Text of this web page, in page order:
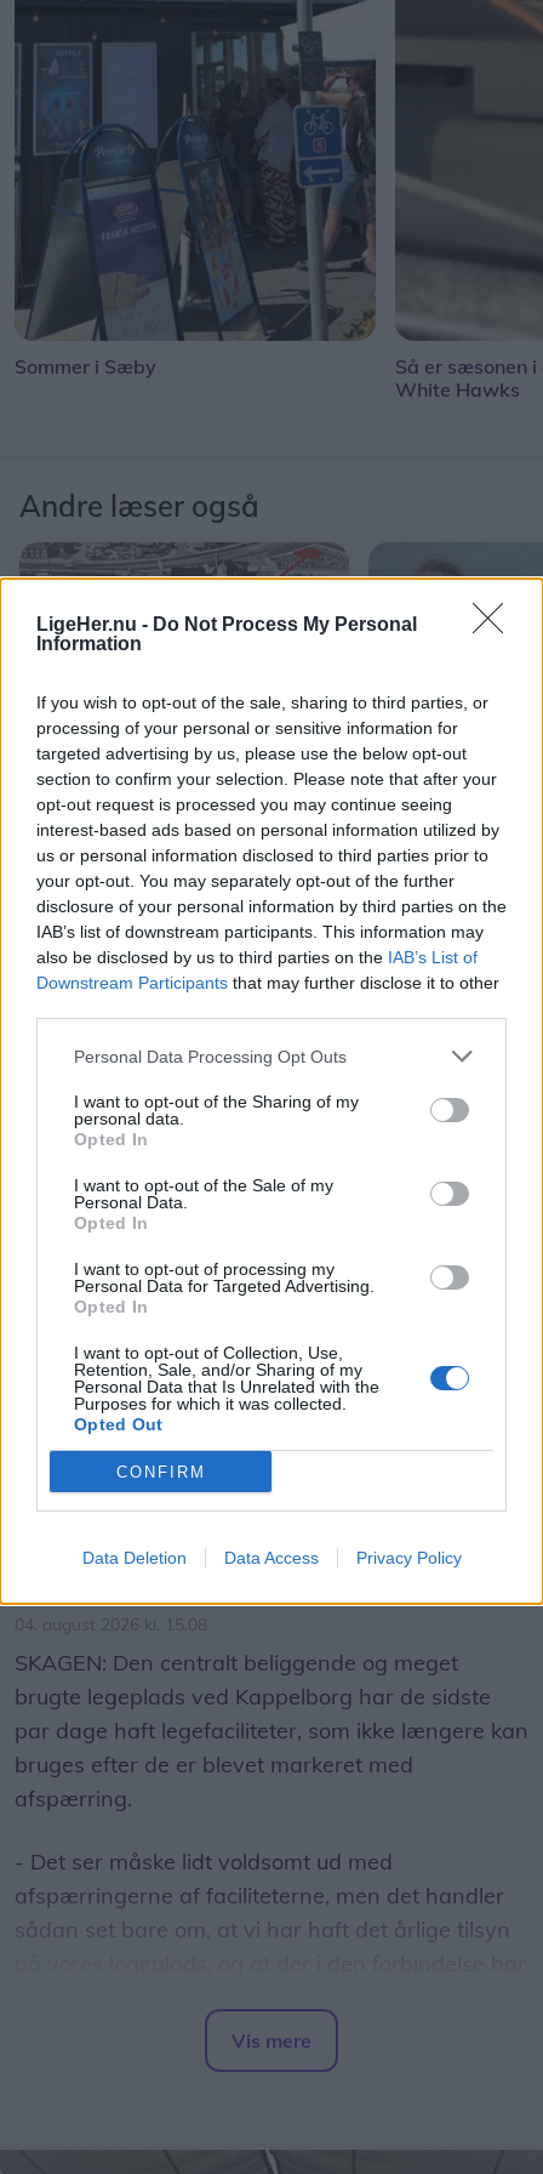
LigeHer.nu - Do Not Process My Personal
Information
If you wish to opt-out of the sale, sharing to third parties, or
processing of your personal or sensitive information for
targeted advertising by us, please use the below opt-out
section to confirm your selection. Please note that after your
opt-out request is processed you may continue seeing
interest-based ads based on personal information utilized by
us or personal information disclosed to third parties prior to
your opt-out. You may separately opt-out of the further
disclosure of your personal information by third parties on the
IAB’s list of downstream participants. This information may
also be disclosed by us to third parties on the IAB’s List of
Downstream Participants that may further disclose it to other
Personal Data Processing Opt Outs
I want to opt-out of the Sharing of my
personal data.
Opted In
I want to opt-out of the Sale of my
Personal Data.
Opted In
I want to opt-out of processing my
Personal Data for Targeted Advertising.
Opted In
I want to opt-out of Collection, Use,
Retention, Sale, and/or Sharing of my
Personal Data that Is Unrelated with the
Purposes for which it was collected.
Opted Out
CONFIRM
Data Deletion Data Access Privacy Policy
Sommer i Sæby
Så er sæsonen
White Hawks
Events
Krudttårnet fejrer 50-året
for sin flytning med åbent
hus
Mennesker
Tyske turister
specielt fund
Sikkerhed fremfor alt: Legehuse og
trampoliner spærret af
Lokalredaktionen
SKAGEN: Den centralt beliggende og meget
brugte legeplads ved Kappelborg har de sidste
par dage haft legefaciliteter, som ikke længere kan
bruges efter de er blevet markeret med
afspærring.
afspærringerne af faciliteterne, men det handler
sådan set bare om, at vi har haft det årlige tilsyn
på vores legeplads, og at der i den forbindelse har
trampolinerne, fortæller Sara Løvschall Grøntved,
som er konstitueret leder på Kulturhus Kappelborg,
Hun forklarer, at det handler om almindeligt slid.
Vis mere